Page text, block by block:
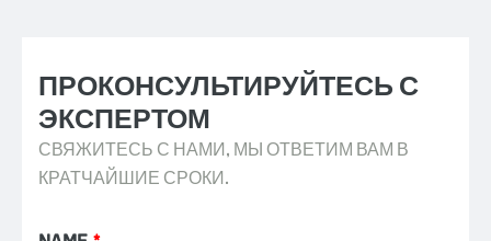
ПРОКОНСУЛЬТИРУЙТЕСЬ С
ЭКСПЕРТОМ
СВЯЖИТЕСЬ С НАМИ, МЫ ОТВЕТИМ ВАМ В
КРАТЧАЙШИЕ СРОКИ.